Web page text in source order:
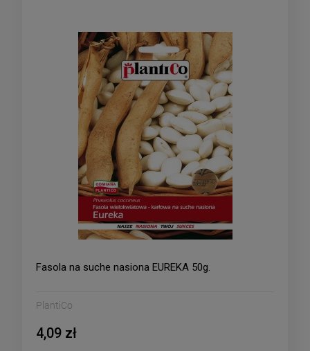
Fasola na suche nasiona EUREKA 50g.
PlantiCo
4,09 zł